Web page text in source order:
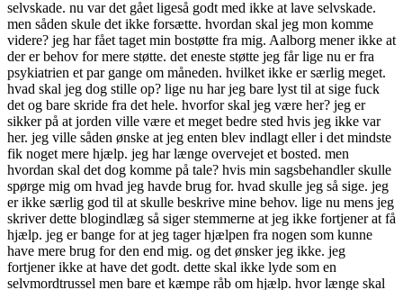
selvskade. nu var det gået ligeså godt med ikke at lave selvskade.
men såden skule det ikke forsætte. hvordan skal jeg mon komme
videre? jeg har fået taget min bostøtte fra mig. Aalborg mener ikke at
der er behov for mere støtte. det eneste støtte jeg får lige nu er fra
psykiatrien et par gange om måneden. hvilket ikke er særlig meget.
hvad skal jeg dog stille op? lige nu har jeg bare lyst til at sige fuck
det og bare skride fra det hele. hvorfor skal jeg være her? jeg er
sikker på at jorden ville være et meget bedre sted hvis jeg ikke var
her. jeg ville såden ønske at jeg enten blev indlagt eller i det mindste
fik noget mere hjælp. jeg har længe overvejet et bosted. men
hvordan skal det dog komme på tale? hvis min sagsbehandler skulle
spørge mig om hvad jeg havde brug for. hvad skulle jeg så sige. jeg
er ikke særlig god til at skulle beskrive mine behov. lige nu mens jeg
skriver dette blogindlæg så siger stemmerne at jeg ikke fortjener at få
hjælp. jeg er bange for at jeg tager hjælpen fra nogen som kunne
have mere brug for den end mig. og det ønsker jeg ikke. jeg
fortjener ikke at have det godt. dette skal ikke lyde som en
selvmordtrussel men bare et kæmpe råb om hjælp. hvor længe skal